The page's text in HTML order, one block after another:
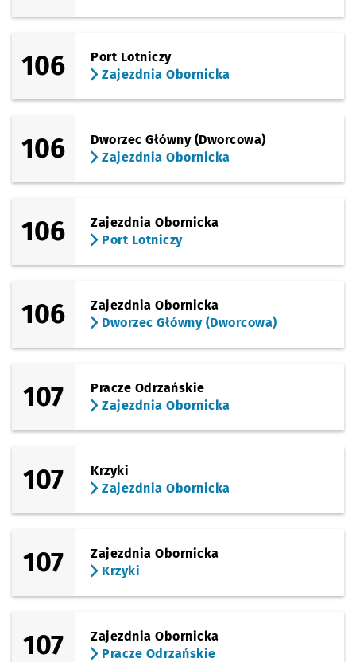
106
Port Lotniczy
Zajezdnia Obornicka
106
Dworzec Główny (Dworcowa)
Zajezdnia Obornicka
106
Zajezdnia Obornicka
Port Lotniczy
106
Zajezdnia Obornicka
Dworzec Główny (Dworcowa)
107
Pracze Odrzańskie
Zajezdnia Obornicka
107
Krzyki
Zajezdnia Obornicka
107
Zajezdnia Obornicka
Krzyki
107
Zajezdnia Obornicka
Pracze Odrzańskie